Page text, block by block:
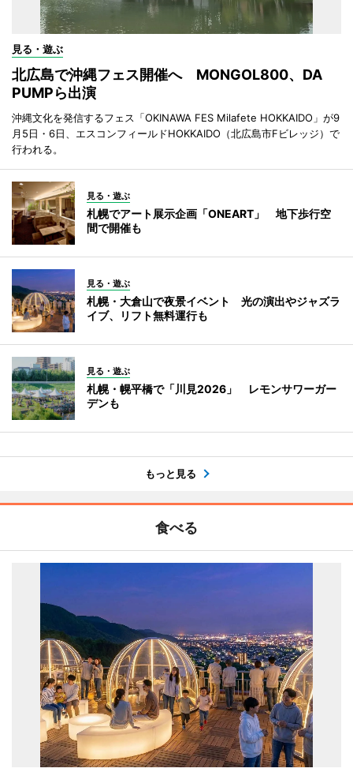
見る・遊ぶ
北広島で沖縄フェス開催へ MONGOL800、DA
PUMPら出演
沖縄文化を発信するフェス「OKINAWA FES Milafete HOKKAIDO」が9
月5日・6日、エスコンフィールドHOKKAIDO（北広島市Fビレッジ）で
行われる。
見る・遊ぶ
札幌でアート展示企画「ONEART」 地下歩行空
間で開催も
見る・遊ぶ
札幌・大倉山で夜景イベント 光の演出やジャズラ
イブ、リフト無料運行も
見る・遊ぶ
札幌・幌平橋で「川見2026」 レモンサワーガー
デンも
もっと見る
食べる